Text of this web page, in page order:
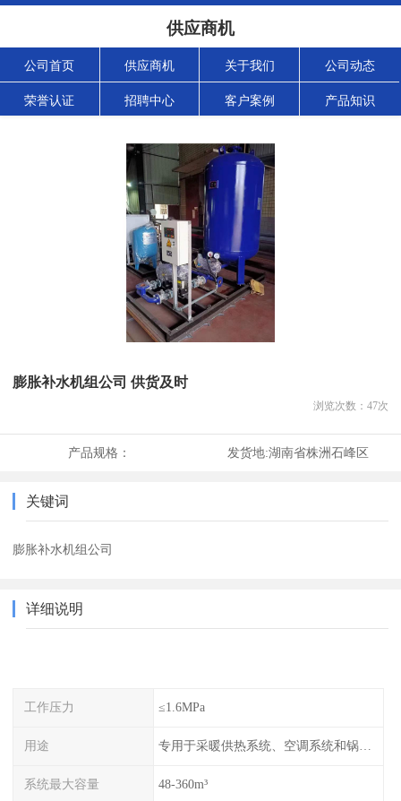
供应商机
公司首页 供应商机 关于我们 公司动态
荣誉认证 招聘中心 客户案例 产品知识
膨胀补水机组公司 供货及时
浏览次数： 47次
产品规格： 发货地:湖南省株洲石峰区
关键词
膨胀补水机组公司
详细说明
工作压力 ≤1.6MPa
用途 专用于采暖供热系统、空调系统和锅炉的稳压补水
系统最大容量 48-360m³